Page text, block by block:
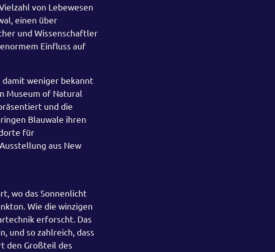
von Lebewesen
einen über
und Wissenschaftler
Einfluss auf
damit weniger bekannt
Museum of Natural
und die
Blauwale ihren
für
aus New
wo das Sonnenlicht
Wie die winzigen
erforscht. Das
und so zahlreich, dass
den Großteil des